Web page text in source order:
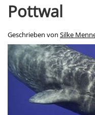
Pottwal
Geschrieben von Silke